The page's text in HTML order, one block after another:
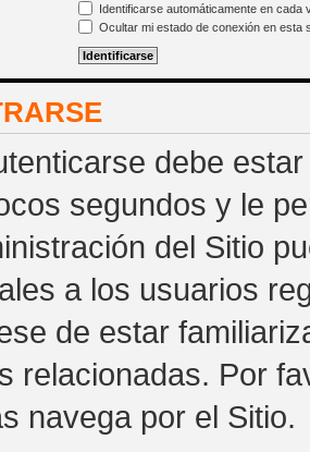
Identificarse automáticamente en cada
Ocultar mi estado de conexión en esta
debe
segundos y le
del Sitio
a los usuarios
de estar
relacionadas. Por
navega por el Sitio.